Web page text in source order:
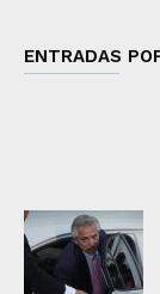
ENTRADAS